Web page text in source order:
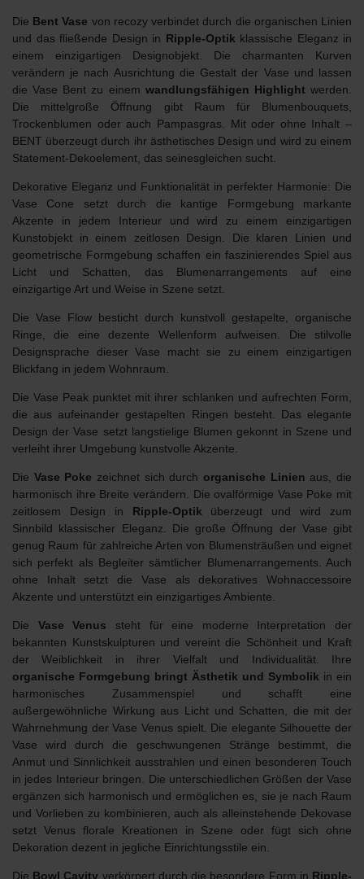
Die Bent Vase von recozy verbindet durch die organischen Linien
und das fließende Design in Ripple-Optik klassische Eleganz in
einem einzigartigen Designobjekt. Die charmanten Kurven
verändern je nach Ausrichtung die Gestalt der Vase und lassen
die Vase Bent zu einem wandlungsfähigen Highlight werden.
Die mittelgroße Öffnung gibt Raum für Blumenbouquets,
Trockenblumen oder auch Pampasgras. Mit oder ohne Inhalt –
BENT überzeugt durch ihr ästhetisches Design und wird zu einem
Statement-Dekoelement, das seinesgleichen sucht.
Dekorative Eleganz und Funktionalität in perfekter Harmonie: Die
Vase Cone setzt durch die kantige Formgebung markante
Akzente in jedem Interieur und wird zu einem einzigartigen
Kunstobjekt in einem zeitlosen Design. Die klaren Linien und
geometrische Formgebung schaffen ein faszinierendes Spiel aus
Licht und Schatten , das Blumenarrangements auf eine
einzigartige Art und Weise in Szene setzt.
Die Vase Flow besticht durch kunstvoll gestapelte, organische
Ringe , die eine dezente Wellenform aufweisen. Die stilvolle
Designsprache dieser Vase macht sie zu einem einzigartigen
Blickfang in jedem Wohnraum.
Die Vase Peak punktet mit ihrer schlanken und aufrechten Form,
die aus aufeinander gestapelten Ringen besteht. Das elegante
Design der Vase setzt langstielige Blumen gekonnt in Szene und
verleiht ihrer Umgebung kunstvolle Akzente.
Die Vase Poke zeichnet sich durch organische Linien aus, die
harmonisch ihre Breite verändern. Die ovalförmige Vase Poke mit
zeitlosem Design in Ripple-Optik überzeugt und wird zum
Sinnbild klassischer Eleganz. Die große Öffnung der Vase gibt
genug Raum für zahlreiche Arten von Blumensträußen und eignet
sich perfekt als Begleiter sämtlicher Blumenarrangements. Auch
ohne Inhalt setzt die Vase als dekoratives Wohnaccessoire
Akzente und unterstützt ein einzigartiges Ambiente.
Die Vase Venus steht für eine moderne Interpretation der
bekannten Kunstskulpturen und vereint die Schönheit und Kraft
der Weiblichkeit in ihrer Vielfalt und Individualität. Ihre
organische Formgebung bringt Ästhetik und Symbolik in ein
harmonisches Zusammenspiel und schafft eine
außergewöhnliche Wirkung aus Licht und Schatten, die mit der
Wahrnehmung der Vase Venus spielt. Die elegante Silhouette der
Vase wird durch die geschwungenen Stränge bestimmt, die
Anmut und Sinnlichkeit ausstrahlen und einen besonderen Touch
in jedes Interieur bringen. Die unterschiedlichen Größen der Vase
ergänzen sich harmonisch und ermöglichen es, sie je nach Raum
und Vorlieben zu kombinieren, auch als alleinstehende Dekovase
setzt Venus florale Kreationen in Szene oder fügt sich ohne
Dekoration dezent in jegliche Einrichtungsstile ein.
Die Bowl Cavity verkörpert durch die besondere Form in Ripple-